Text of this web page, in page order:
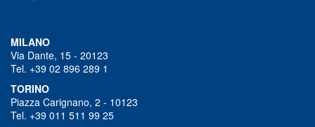
MILANO
Via Dante, 15 - 20123
Tel. +39 02 896 289 1
TORINO
Piazza Carignano, 2 - 10123
Tel. +39 011 511 99 25